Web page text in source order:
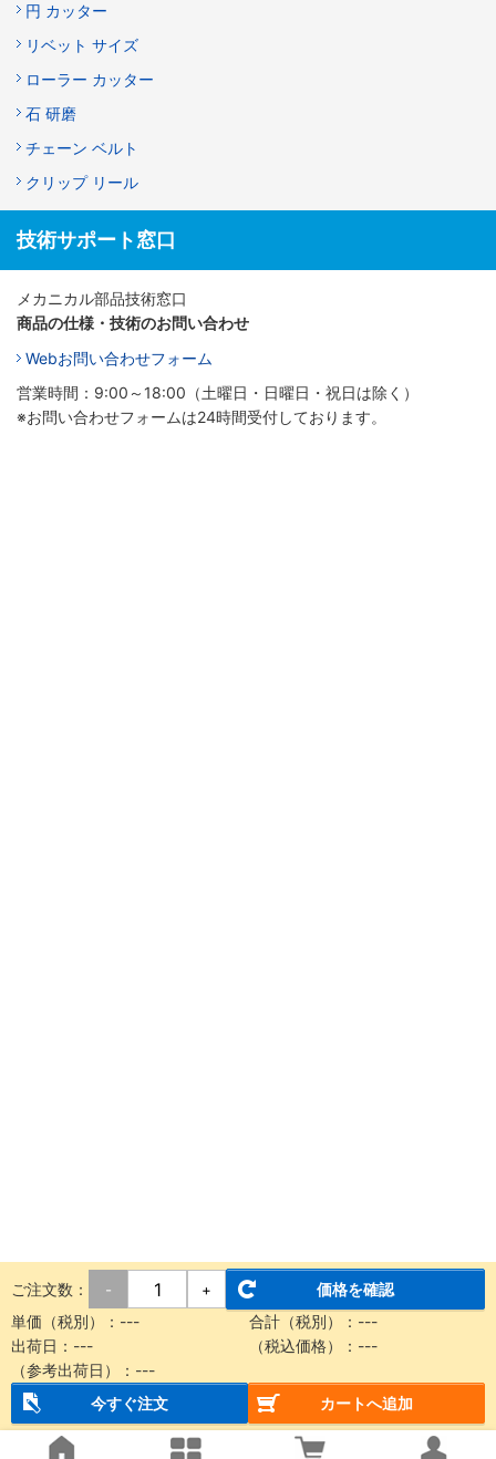
円 カッター
リベット サイズ
ローラー カッター
石 研磨
チェーン ベルト
クリップ リール
技術サポート窓口
メカニカル部品技術窓口
商品の仕様・技術のお問い合わせ
Webお問い合わせフォーム
営業時間：9:00～18:00（土曜日・日曜日・祝日は除く）
※お問い合わせフォームは24時間受付しております。
ご注文数： - +
価格を確認
単価（税別）： --- 合計（税別）： ---
出荷日： --- （税込価格）： ---
（参考出荷日）： ---
今すぐ注文
カートへ追加